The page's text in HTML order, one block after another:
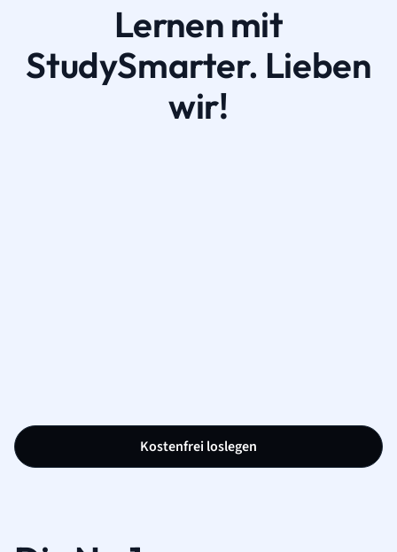
Lernen mit
StudySmarter. Lieben
wir!
Kostenfrei loslegen